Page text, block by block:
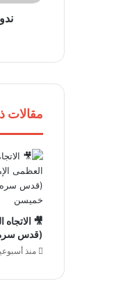
مقالات
🎥 الاتجاه
(قدس
منذ